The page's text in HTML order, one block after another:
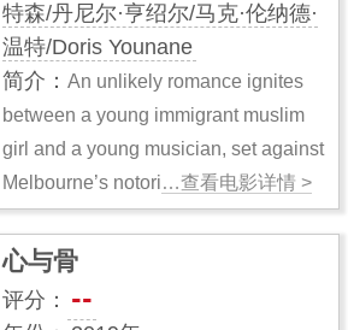
特森/丹尼尔·亨绍尔/马克·伦纳德·
温特/Doris Younane
简介： An unlikely romance ignites
between a young immigrant muslim
girl and a young musician, set against
Melbourne’s notori…查看电影详情 >
心与骨
评分： --